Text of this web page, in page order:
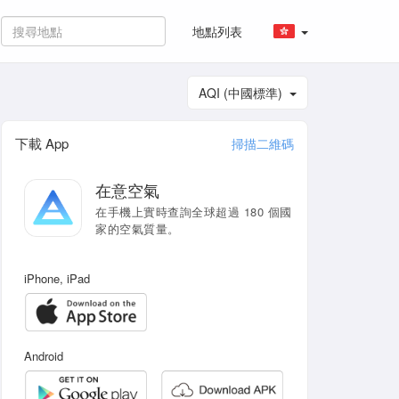
地點列表
AQI (中國標準)
下載 App 掃描二維碼
在意空氣
在手機上實時查詢全球超過 180 個國
家的空氣質量。
iPhone, iPad
Android